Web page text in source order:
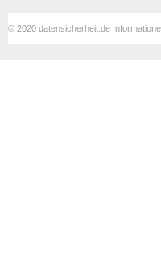
© 2020 datensicherheit.de